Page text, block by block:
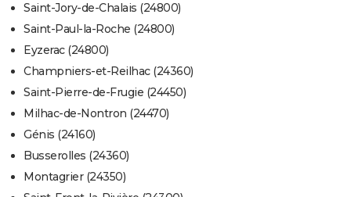
Saint-Jory-de-Chalais (24800)
Saint-Paul-la-Roche (24800)
Eyzerac (24800)
Champniers-et-Reilhac (24360)
Saint-Pierre-de-Frugie (24450)
Milhac-de-Nontron (24470)
Génis (24160)
Busserolles (24360)
Montagrier (24350)